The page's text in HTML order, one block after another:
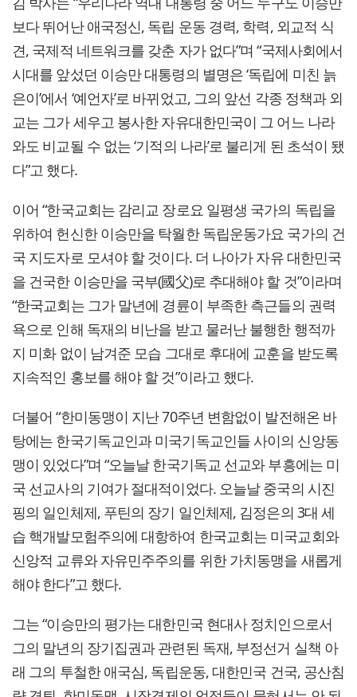
보다 뛰어난 애국정신, 독립 운동 경력, 학력, 외교적 식
견, 국제적 네트워크를 갖춘 자가 없다”며 “국제사회에서
시대를 앞섰던 이승만 대통령의 별명은 ‘독립에 미친 늙
은이’에서 ‘예언자’로 바뀌었고, 그의 앞선 각종 정책과 외
교는 그가 세우고 봉사한 자유대한민국이 그 어느 나라
와도 비교될 수 없는 ‘기적의 나라’로 불리게 된 초석이 됐
다”고 했다.
이어 “한국교회는 감리교 장로요 일평생 국가의 독립을
위하여 헌신한 이승만을 탁월한 독립운동가요 국가의 건
국 지도자로 모셔야 할 것이다. 더 나아가 자유 대한민국
을 건국한 이승만을 국부(國父)로 추대해야 할 것”이라며
“한국교회는 그가 말년에 경륜이 부족한 측근들의 권력
욕으로 인해 독재의 비난을 받고 물러난 불행한 행적까
지 미화 없이 남겨준 모습 그대로 후대에 교훈을 받도록
지속적인 홍보를 해야 할 것”이라고 했다.
더불어 “한미동맹이 지난 70주년 변함없이 발전해온 바
탕에는 한국기독교인과 미국기독교인들 사이의 신앙동
맹이 있었다”며 “오늘날 한국기독교 선교와 부흥에는 미
국 선교사의 기여가 절대적이었다. 오늘날 중국의 시진
핑의 일인체제, 푸틴의 장기 일인체제, 김정은의 3대 세
습 핵개발모험주의에 대항하여 한국교회는 미국교회와
신앙적 교류와 자유민주주의를 위한 가치동맹을 새롭게
해야 한다”고 했다.
그는 “이승만의 평가는 대한민국 현대사 정치인으로서
그의 말년의 장기집권과 관련된 독재, 부정선거 실책 아
래 그의 투철한 애국심, 독립운동, 대한민국 건국, 공산침